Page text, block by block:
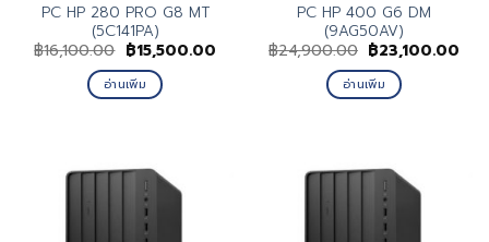
PC HP 280 PRO G8 MT
(5C141PA)
฿16,100.00 Original
price
was:
฿16,100.00.
฿15,500.00Current
อ่านเพิ่ม
PC HP 400 G6 DM
(9AG50AV)
฿24,900.00 Original
price
was:
฿24,900.00.
฿23,100.00
อ่านเพิ่ม